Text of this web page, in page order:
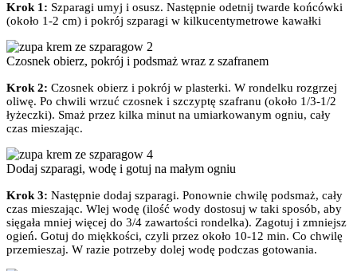
Krok 1: Szparagi umyj i osusz. Następnie odetnij twarde końcówki
(około 1-2 cm) i pokrój szparagi w kilkucentymetrowe kawałki
Czosnek obierz, pokrój i podsmaż wraz z szafranem
Krok 2: Czosnek obierz i pokrój w plasterki. W rondelku rozgrzej
oliwę. Po chwili wrzuć czosnek i szczyptę szafranu (około 1/3-1/2
łyżeczki). Smaż przez kilka minut na umiarkowanym ogniu, cały
czas mieszając.
Dodaj szparagi, wodę i gotuj na małym ogniu
Krok 3: Następnie dodaj szparagi. Ponownie chwilę podsmaż, cały
czas mieszając. Wlej wodę (ilość wody dostosuj w taki sposób, aby
sięgała mniej więcej do 3/4 zawartości rondelka). Zagotuj i zmniejsz
ogień. Gotuj do miękkości, czyli przez około 10-12 min. Co chwilę
przemieszaj. W razie potrzeby dolej wodę podczas gotowania.